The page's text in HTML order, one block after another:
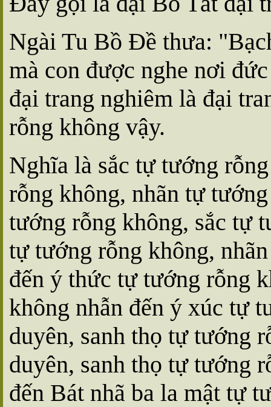
Ngài Tu Bồ Ðề thưa:
mà con được nghe nơi
đại trang nghiêm là đại
rỗng không vậy.
Nghĩa là sắc tự tướng
rỗng không, nhãn tự
tướng rỗng không, sắc tự
tự tướng rỗng không,
đến ý thức tự tướng rỗng
không nhẫn đến ý xúc tự
duyên, sanh thọ tự tướng
duyên, sanh thọ tự tướng
đến Bát nhã ba la mật tự